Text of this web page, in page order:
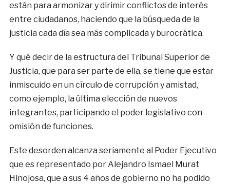
están para armonizar y dirimir conflictos de interés
entre ciudadanos, haciendo que la búsqueda de la
justicia cada día sea más complicada y burocrática.
Y qué decir de la estructura del Tribunal Superior de
Justicia, que para ser parte de ella, se tiene que estar
inmiscuido en un círculo de corrupción y amistad,
como ejemplo, la última elección de nuevos
integrantes, participando el poder legislativo con
omisión de funciones.
Este desorden alcanza seriamente al Poder Ejecutivo
que es representado por Alejandro Ismael Murat
Hinojosa, que a sus 4 años de gobierno no ha podido